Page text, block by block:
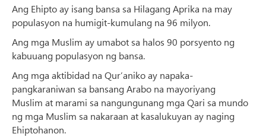
Ang Ehipto ay isang bansa sa Hilagang Aprika na may
populasyon na humigit-kumulang na 96 milyon.
Ang mga Muslim ay umabot sa halos 90 porsyento ng
kabuuang populasyon ng bansa.
Ang mga aktibidad na Qur’aniko ay napaka-
pangkaraniwan sa bansang Arabo na mayoriyang
Muslim at marami sa nangungunang mga Qari sa mundo
ng mga Muslim sa nakaraan at kasalukuyan ay naging
Ehiptohanon.